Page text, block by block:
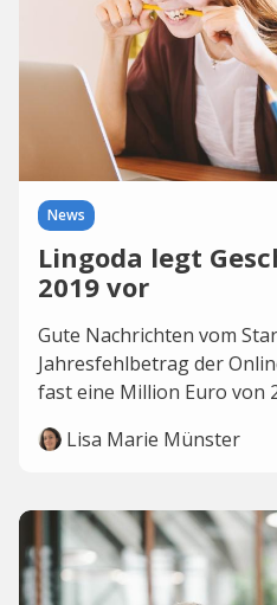
News
Lingoda legt
2019 vor
Gute Nachrichten vom
Jahresfehlbetrag der
fast eine Million Euro von
Lisa Marie Münster